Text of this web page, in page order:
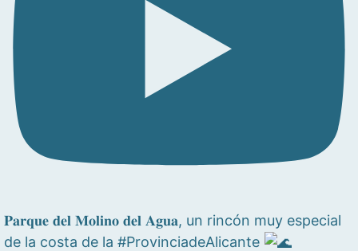
𝐏𝐚𝐫𝐪𝐮𝐞 𝐝𝐞𝐥 𝐌𝐨𝐥𝐢𝐧𝐨 𝐝𝐞𝐥 𝐀𝐠𝐮𝐚, un rincón muy especial
de la costa de la #ProvinciadeAlicante